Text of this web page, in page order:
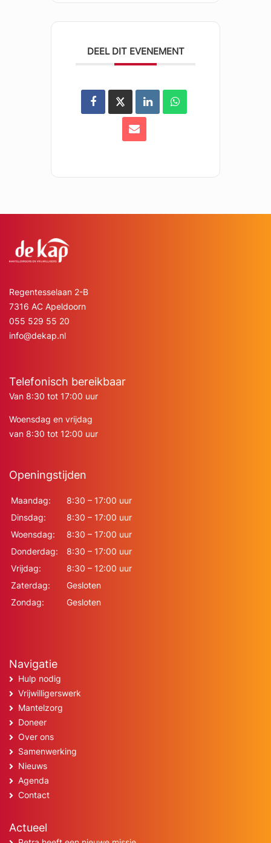
DEEL DIT EVENEMENT
Regentesselaan 2-B
7316 AC Apeldoorn
055 529 55 20
info@dekap.nl
Telefonisch bereikbaar
Van 8:30 tot 17:00 uur
Woensdag en vrijdag
van 8:30 tot 12:00 uur
Openingstijden
Maandag:
8:30 – 17:00 uur
Dinsdag:
8:30 – 17:00 uur
Woensdag:
8:30 – 17:00 uur
Donderdag:
8:30 – 17:00 uur
Vrijdag:
8:30 – 12:00 uur
Zaterdag:
Gesloten
Zondag:
Gesloten
Navigatie
Hulp nodig
Vrijwilligerswerk
Mantelzorg
Doneer
Over ons
Samenwerking
Nieuws
Agenda
Contact
Actueel